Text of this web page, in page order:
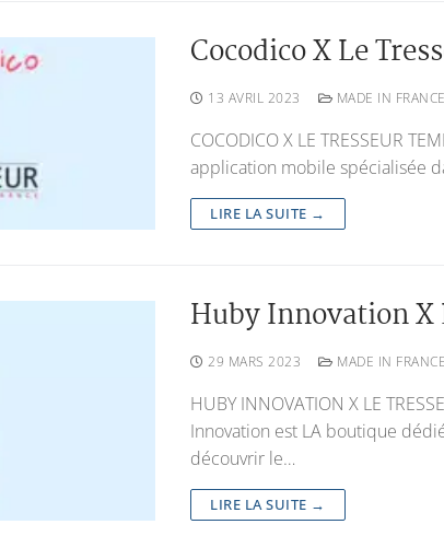
Cocodico X Le
13 AVRIL 2023 MADE IN FRANCE
COCODICO X LE TRESSEUR
application mobile spécialisée
LIRE LA SUITE →
Huby Innovation X
29 MARS 2023 MADE IN FRANCE
HUBY INNOVATION X LE
Innovation est LA boutique
découvrir le…
LIRE LA SUITE →